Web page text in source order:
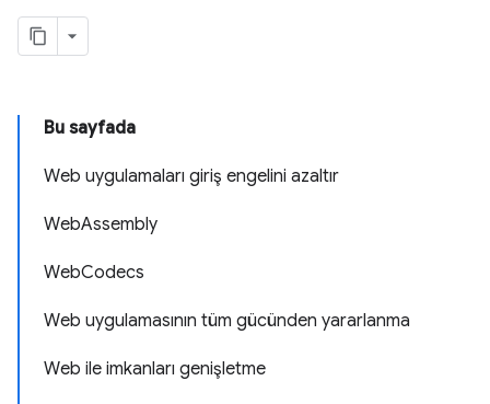
Bu sayfada
Web uygulamaları giriş engelini azaltır
WebAssembly
WebCodecs
Web uygulamasının tüm gücünden yararlanma
Web ile imkanları genişletme